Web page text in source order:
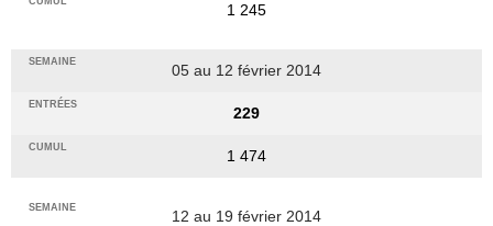
1 245
05 au 12 février 2014
229
1 474
12 au 19 février 2014